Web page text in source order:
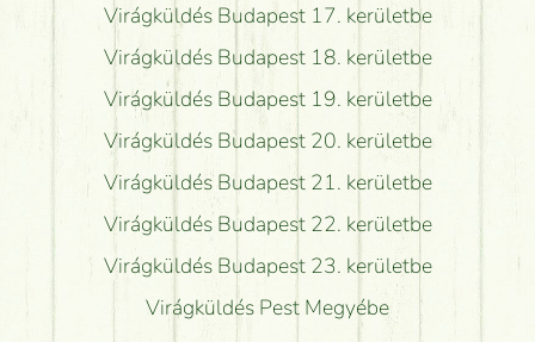
Virágküldés Budapest 17. kerületbe
Virágküldés Budapest 18. kerületbe
Virágküldés Budapest 19. kerületbe
Virágküldés Budapest 20. kerületbe
Virágküldés Budapest 21. kerületbe
Virágküldés Budapest 22. kerületbe
Virágküldés Budapest 23. kerületbe
Virágküldés Pest Megyébe